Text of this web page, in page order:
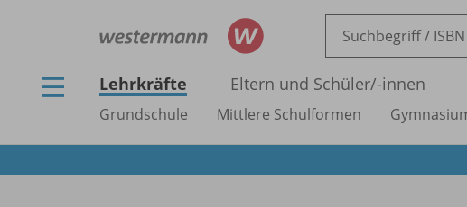
Lehrkräfte Eltern und Schüler/-innen
Grundschule Mittlere Schulformen